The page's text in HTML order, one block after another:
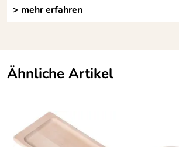
> mehr erfahren
Ähnliche Artikel